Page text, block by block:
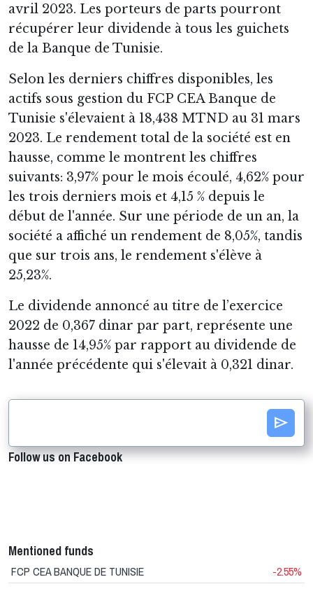
avril 2023. Les porteurs de parts pourront
récupérer leur dividende à tous les guichets
de la Banque de Tunisie.
Selon les derniers chiffres disponibles, les
actifs sous gestion du FCP CEA Banque de
Tunisie s'élevaient à 18,438 MTND au 31 mars
2023. Le rendement total de la société est en
hausse, comme le montrent les chiffres
suivants: 3,97% pour le mois écoulé, 4,62% pour
les trois derniers mois et 4,15 % depuis le
début de l'année. Sur une période de un an, la
société a affiché un rendement de 8,05%, tandis
que sur trois ans, le rendement s'élève à
25,23%.
Le dividende annoncé au titre de l’exercice
2022 de 0,367 dinar par part, représente une
hausse de 14,95% par rapport au dividende de
l'année précédente qui s'élevait à 0,321 dinar.
send
Follow us on Facebook
Mentioned funds
FCP CEA BANQUE DE TUNISIE -2.55%